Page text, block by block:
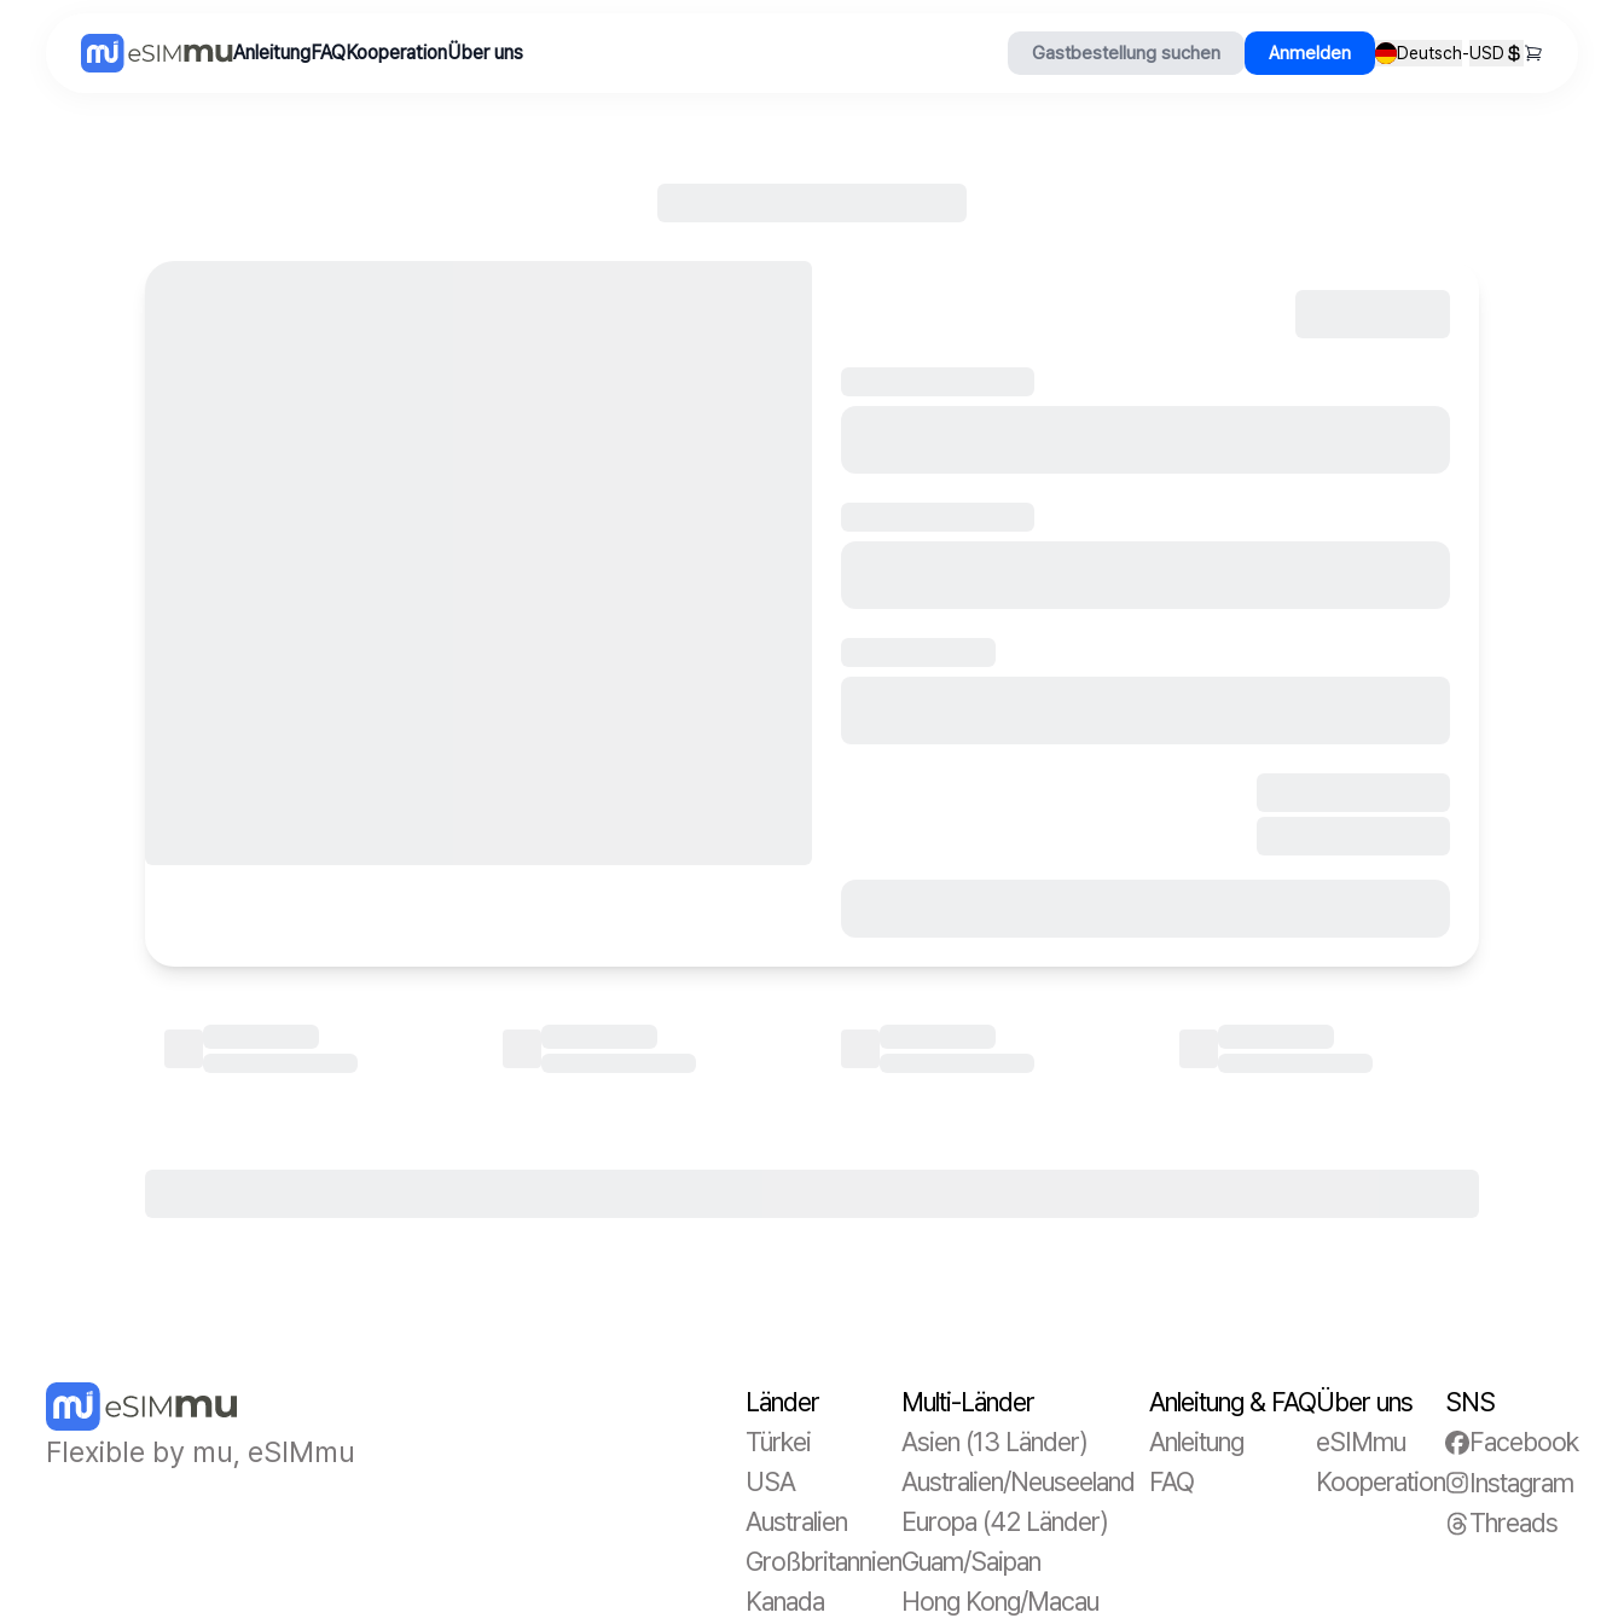
AnleitungFAQKooperationÜber uns Gastbestellung suchen Anmelden Deutsch-USD
Flexible by mu, eSIMmu
Länder
Türkei
USA
Australien
Großbritannien
Kanada
Multi-Länder
Asien (13 Länder)
Australien/Neuseeland
Europa (42 Länder)
Guam/Saipan
Hong Kong/Macau
Anleitung & FAQ
Anleitung
FAQ
Über uns
eSIMmu
Kooperation
SNS
Facebook
Instagram
Threads